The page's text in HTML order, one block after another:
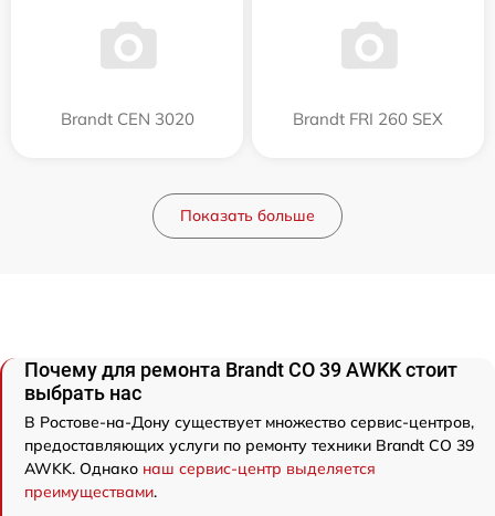
Brandt CEN 3020 Brandt FRI 260 SEX
Показать больше
Почему для ремонта Brandt CO 39 AWKK стоит
выбрать нас
В Ростове-на-Дону существует множество сервис-центров,
предоставляющих услуги по ремонту техники Brandt CO 39
AWKK. Однако наш сервис-центр выделяется
преимуществами.